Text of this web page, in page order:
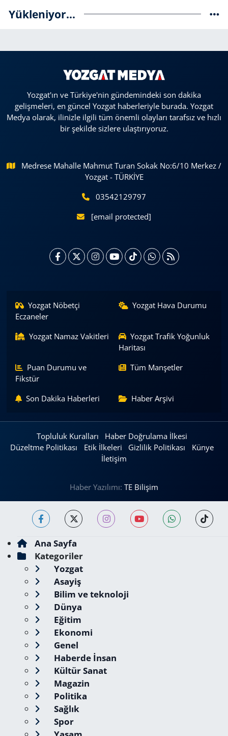
Yükleniyor...
Yozgat'ın ve Türkiye'nin gündemindeki son dakika
gelişmeleri, en güncel Yozgat haberleriyle burada. Yozgat
Medya olarak, ilinizle ilgili tüm önemli olayları tarafsız ve hızlı
bir şekilde sizlere ulaştırıyoruz.
Medrese Mahalle Mahmut Turan Sokak No:6/10 Merkez /
Yozgat - TÜRKİYE
03542129797
[email protected]
Yozgat Nöbetçi
Eczaneler
Yozgat Hava Durumu
Yozgat Namaz Vakitleri
Yozgat Trafik Yoğunluk
Haritası
Puan Durumu ve
Fikstür
Tüm Manşetler
Son Dakika Haberleri Haber Arşivi
Topluluk Kuralları
Haber Doğrulama İlkesi
Düzeltme Politikası
Etik İlkeleri Gizlilik Politikası
Künye
İletişim
Haber Yazılımı: TE Bilişim
Ana Sayfa
Kategoriler
Yozgat
Asayiş
Bilim ve teknoloji
Dünya
Eğitim
Ekonomi
Genel
Haberde İnsan
Kültür Sanat
Magazin
Politika
Sağlık
Spor